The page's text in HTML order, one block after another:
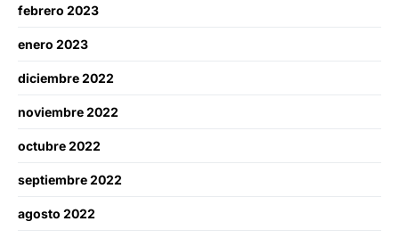
febrero 2023
enero 2023
diciembre 2022
noviembre 2022
octubre 2022
septiembre 2022
agosto 2022